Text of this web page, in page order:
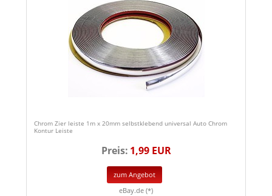
Chrom Zier leiste 1m x 20mm selbstklebend universal Auto Chrom
Kontur Leiste
Preis: 1,99 EUR
zum Angebot
eBay.de (*)